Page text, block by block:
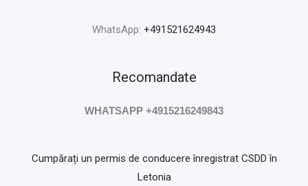
WhatsApp: +491521624943
Recomandate
WHATSAPP +4915216249843
Cumpărați un permis de conducere înregistrat CSDD în
Letonia